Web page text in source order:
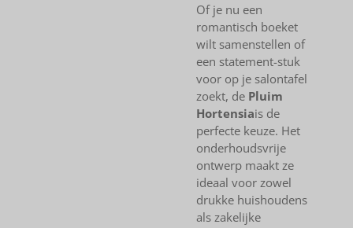
Of je nu een
romantisch boeket
wilt samenstellen of
een statement-stuk
voor op je salontafel
zoekt, de Pluim
Hortensiais de
perfecte keuze. Het
onderhoudsvrije
ontwerp maakt ze
ideaal voor zowel
drukke huishoudens
als zakelijke